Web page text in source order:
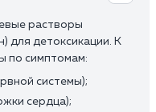
растворы
для детоксикации. К
по симптомам:
системы);
сердца);